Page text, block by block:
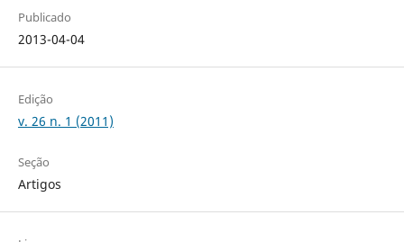
Publicado
2013-04-04
Edição
v. 26 n. 1 (2011)
Seção
Artigos